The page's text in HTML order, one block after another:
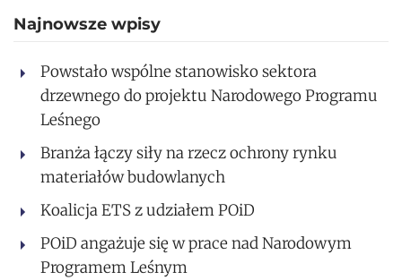
Najnowsze wpisy
Powstało wspólne stanowisko sektora
drzewnego do projektu Narodowego Programu
Leśnego
Branża łączy siły na rzecz ochrony rynku
materiałów budowlanych
Koalicja ETS z udziałem POiD
POiD angażuje się w prace nad Narodowym
Programem Leśnym